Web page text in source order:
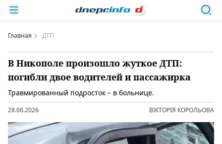
Главная ДТП
В Никополе произошло жуткое ДТП:
погибли двое водителей и пассажирка
Травмированный подросток – в больнице.
28.06.2026 ВІКТОРІЯ КОРОЛЬОВА